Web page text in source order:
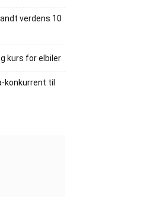
verdens 10
kurs for elbiler
konkurrent til